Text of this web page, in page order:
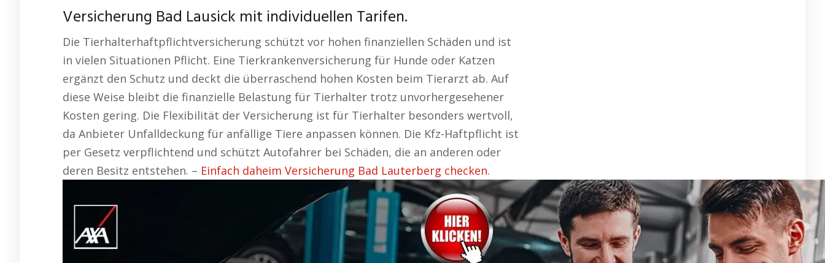
Versicherung Bad Lausick mit individuellen Tarifen.
Die Tierhalterhaftpflichtversicherung schützt vor hohen finanziellen Schäden und ist
in vielen Situationen Pflicht. Eine Tierkrankenversicherung für Hunde oder Katzen
ergänzt den Schutz und deckt die überraschend hohen Kosten beim Tierarzt ab. Auf
diese Weise bleibt die finanzielle Belastung für Tierhalter trotz unvorhergesehener
Kosten gering. Die Flexibilität der Versicherung ist für Tierhalter besonders wertvoll,
da Anbieter Unfalldeckung für anfällige Tiere anpassen können. Die Kfz-Haftpflicht ist
per Gesetz verpflichtend und schützt Autofahrer bei Schäden, die an anderen oder
deren Besitz entstehen. – Einfach daheim Versicherung Bad Lauterberg checken.